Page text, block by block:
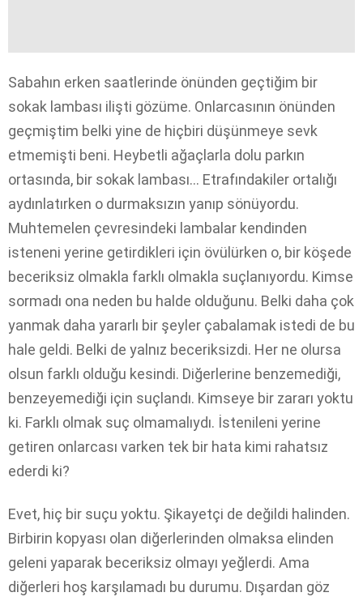
Sabahın erken saatlerinde önünden geçtiğim bir
sokak lambası ilişti gözüme. Onlarcasının önünden
geçmiştim belki yine de hiçbiri düşünmeye sevk
etmemişti beni. Heybetli ağaçlarla dolu parkın
ortasında, bir sokak lambası… Etrafındakiler ortalığı
aydınlatırken o durmaksızın yanıp sönüyordu.
Muhtemelen çevresindeki lambalar kendinden
isteneni yerine getirdikleri için övülürken o, bir köşede
beceriksiz olmakla farklı olmakla suçlanıyordu. Kimse
sormadı ona neden bu halde olduğunu. Belki daha çok
yanmak daha yararlı bir şeyler çabalamak istedi de bu
hale geldi. Belki de yalnız beceriksizdi. Her ne olursa
olsun farklı olduğu kesindi. Diğerlerine benzemediği,
benzeyemediği için suçlandı. Kimseye bir zararı yoktu
ki. Farklı olmak suç olmamalıydı. İstenileni yerine
getiren onlarcası varken tek bir hata kimi rahatsız
ederdi ki?
Evet, hiç bir suçu yoktu. Şikayetçi de değildi halinden.
Birbirin kopyası olan diğerlerinden olmaksa elinden
geleni yaparak beceriksiz olmayı yeğlerdi. Ama
diğerleri hoş karşılamadı bu durumu. Dışardan göz